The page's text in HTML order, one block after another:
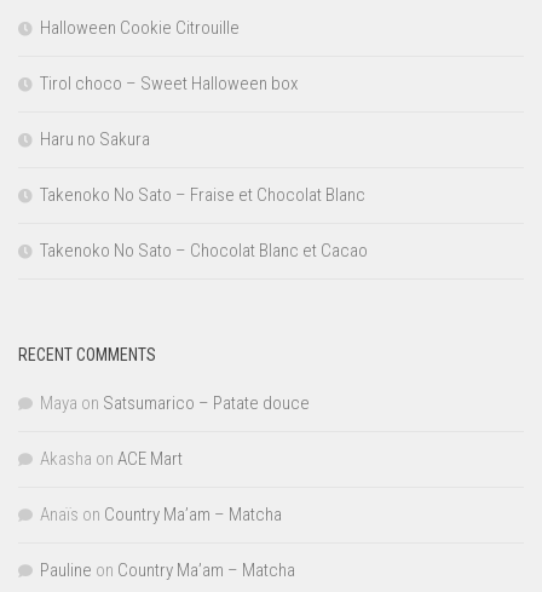
Halloween Cookie Citrouille
Tirol choco – Sweet Halloween box
Haru no Sakura
Takenoko No Sato – Fraise et Chocolat Blanc
Takenoko No Sato – Chocolat Blanc et Cacao
RECENT COMMENTS
Maya on Satsumarico – Patate douce
Akasha on ACE Mart
Anaïs on Country Ma’am – Matcha
Pauline on Country Ma’am – Matcha